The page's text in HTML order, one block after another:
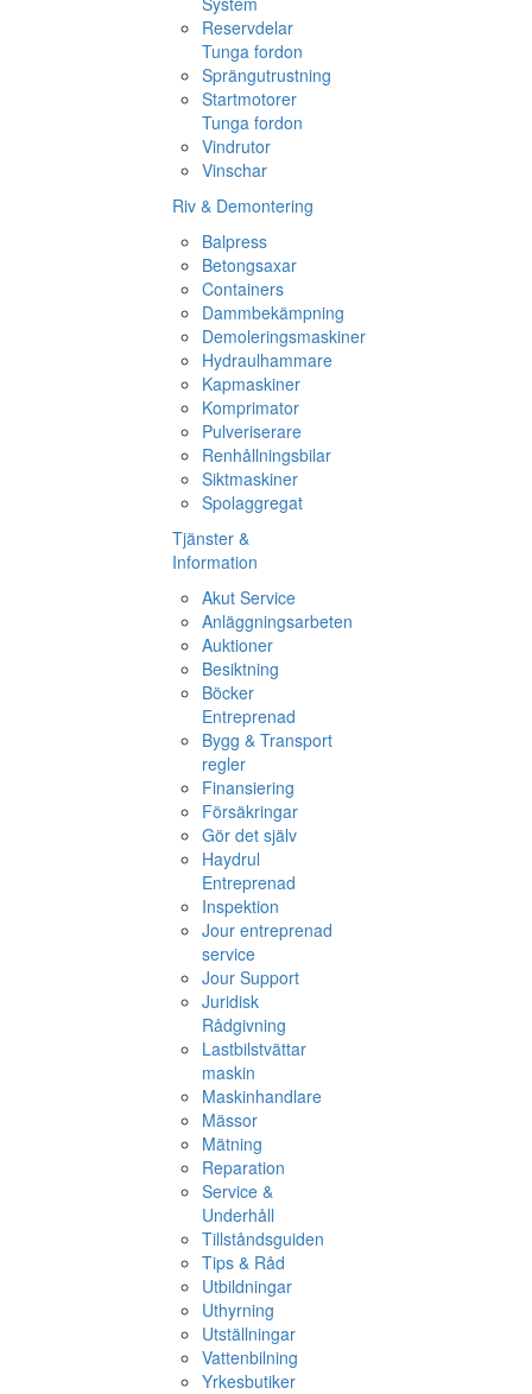
Reservdelar
Tunga fordon
Sprängutrustning
Startmotorer
Tunga fordon
Vindrutor
Vinschar
Riv & Demontering
Balpress
Betongsaxar
Containers
Dammbekämpning
Demoleringsmaskiner
Hydraulhammare
Kapmaskiner
Komprimator
Pulveriserare
Renhållningsbilar
Siktmaskiner
Spolaggregat
Tjänster &
Information
Akut Service
Anläggningsarbeten
Auktioner
Besiktning
Böcker
Entreprenad
Bygg & Transport
regler
Finansiering
Försäkringar
Gör det själv
Haydrul
Entreprenad
Inspektion
Jour entreprenad
service
Jour Support
Juridisk
Rådgivning
Lastbilstvättar
maskin
Maskinhandlare
Mässor
Mätning
Reparation
Service &
Underhåll
Tillståndsguiden
Tips & Råd
Utbildningar
Uthyrning
Utställningar
Vattenbilning
Yrkesbutiker